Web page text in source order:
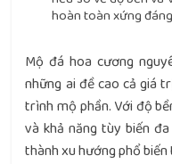
hoàn toàn xứng
Mộ đá hoa cương
những ai đề cao cả giá
trình mộ phần. Với độ
và khả năng tùy biến
thành xu hướng phổ